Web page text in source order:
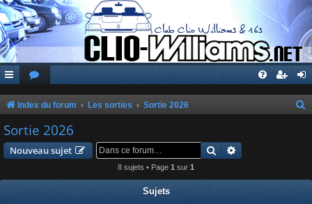
Index du forum Les sorties Sortie 2026
Sortie 2026
Nouveau sujet Rechercher
8 sujets • Page 1 sur 1
Sujets